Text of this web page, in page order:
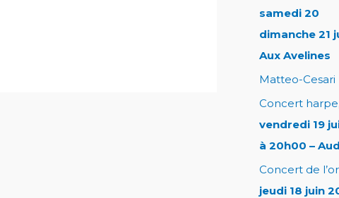
samedi 20
dimanche 21
Aux Avelines
Matteo-Cesari
Concert
vendredi 19
à 20h00 –
Concert de
jeudi 18 juin